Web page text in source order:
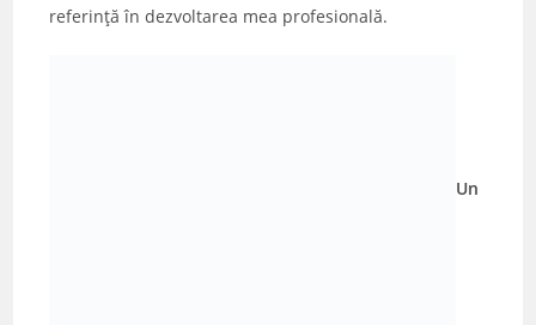
referinţă în dezvoltarea mea profesională.
Un